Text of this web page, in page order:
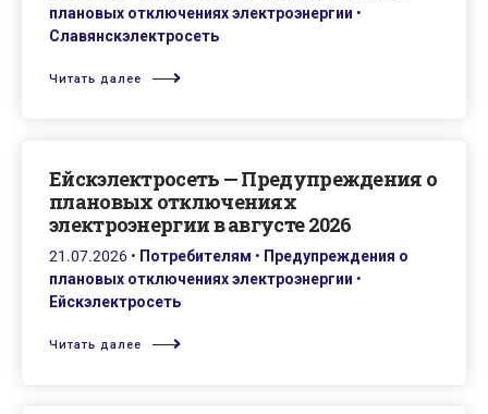
плановых отключениях электроэнергии •
Славянскэлектросеть
Читать далее
Ейскэлектросеть — Предупреждения о
плановых отключениях
электроэнергии в августе 2026
21.07.2026 • Потребителям • Предупреждения о
плановых отключениях электроэнергии •
Ейскэлектросеть
Читать далее